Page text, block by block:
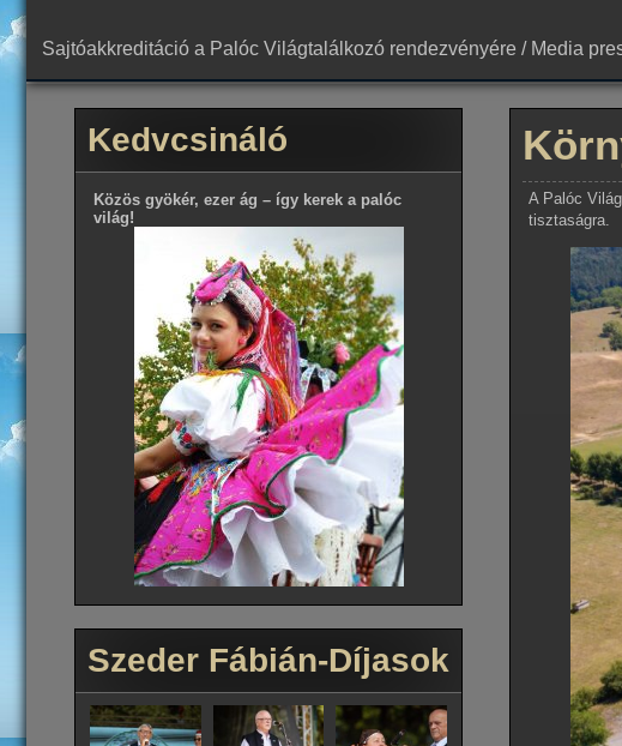
Sajtóakkreditáció a Palóc Világtalálkozó rendezvényére / Media
A Palóc
tisztaságra.
Kedvcsináló
Közös gyökér, ezer ág – így kerek a palóc
világ!
Szeder Fábián-Díjasok